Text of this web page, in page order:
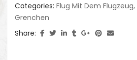
Categories: Flug Mit Dem Flugzeug,
Grenchen
Share: